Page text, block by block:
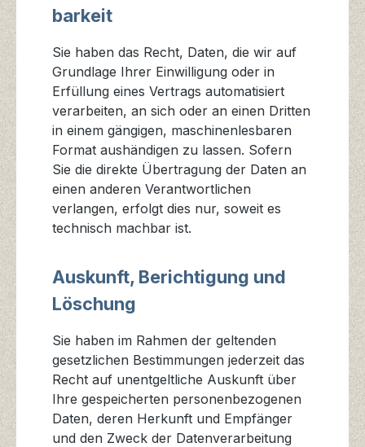
barkeit
Sie haben das Recht, Daten, die wir auf
Grundlage Ihrer Einwilligung oder in
Erfüllung eines Vertrags automatisiert
verarbeiten, an sich oder an einen Dritten
in einem gängigen, maschinenlesbaren
Format aushändigen zu lassen. Sofern
Sie die direkte Übertragung der Daten an
einen anderen Verantwortlichen
verlangen, erfolgt dies nur, soweit es
technisch machbar ist.
Auskunft, Berichtigung und
Löschung
Sie haben im Rahmen der geltenden
gesetzlichen Bestimmungen jederzeit das
Recht auf unentgeltliche Auskunft über
Ihre gespeicherten personenbezogenen
Daten, deren Herkunft und Empfänger
und den Zweck der Datenverarbeitung